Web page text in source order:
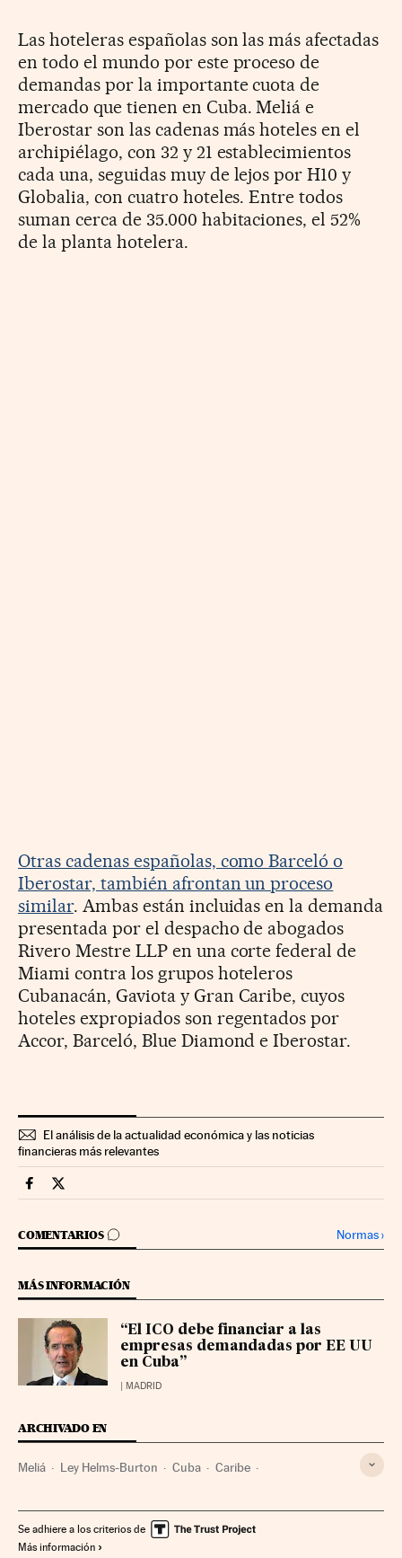
Las hoteleras españolas son las más afectadas
en todo el mundo por este proceso de
demandas por la importante cuota de
mercado que tienen en Cuba. Meliá e
Iberostar son las cadenas más hoteles en el
archipiélago, con 32 y 21 establecimientos
cada una, seguidas muy de lejos por H10 y
Globalia, con cuatro hoteles. Entre todos
suman cerca de 35.000 habitaciones, el 52%
de la planta hotelera.
Otras cadenas españolas, como Barceló o
Iberostar, también afrontan un proceso
similar. Ambas están incluidas en la demanda
presentada por el despacho de abogados
Rivero Mestre LLP en una corte federal de
Miami contra los grupos hoteleros
Cubanacán, Gaviota y Gran Caribe, cuyos
hoteles expropiados son regentados por
Accor, Barceló, Blue Diamond e Iberostar.
El análisis de la actualidad económica y las noticias
financieras más relevantes
Companias Cinco Días en Facebook
Companias Cinco Días en Twitter
COMENTARIOS
IR A LOS COMENTARIOS Normas›
MÁS INFORMACIÓN
“El ICO debe financiar a las
empresas demandadas por EE UU
en Cuba”
| MADRID
ARCHIVADO EN
Meliá Ley Helms-Burton Cuba Caribe
Empresas América Demografía Economía
Se adhiere a los criterios de
Más información